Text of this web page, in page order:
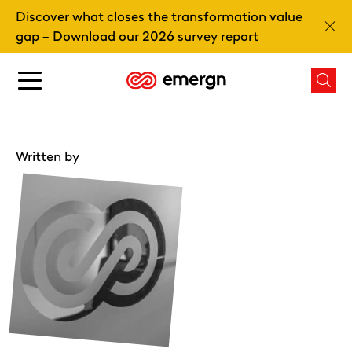
Skip
content
Main
Discover what closes the transformation value
gap – Download our 2026 survey report
Written by